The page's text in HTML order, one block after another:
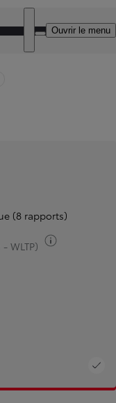
DEALER NAME
Ouvrir le menu
(8 rapports)
WLTP)